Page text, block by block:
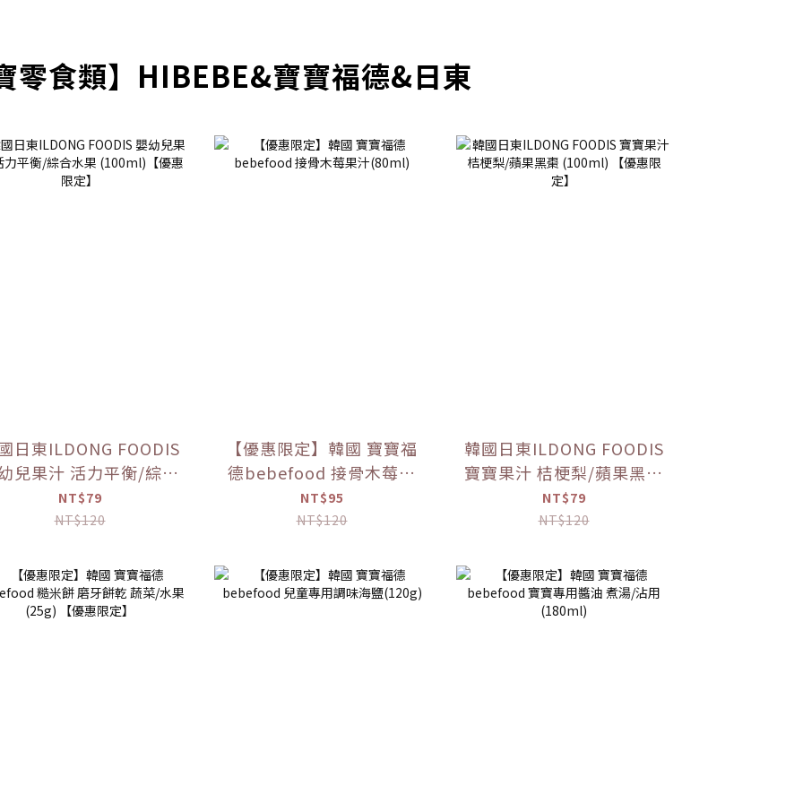
零食類】HIBEBE&寶寶福德&日東
日東ILDONG FOODIS
汁 活力平衡/綜合
果 (100ml)【優惠限
定】
NT$79
NT$120
【優惠限定】韓國 寶寶福
德bebefood 接骨木莓果
汁(80ml)
NT$95
NT$120
韓國日東ILDONG FOODIS
寶寶果汁 桔梗梨/蘋果黑棗
(100ml) 【優惠限定】
NT$79
NT$120